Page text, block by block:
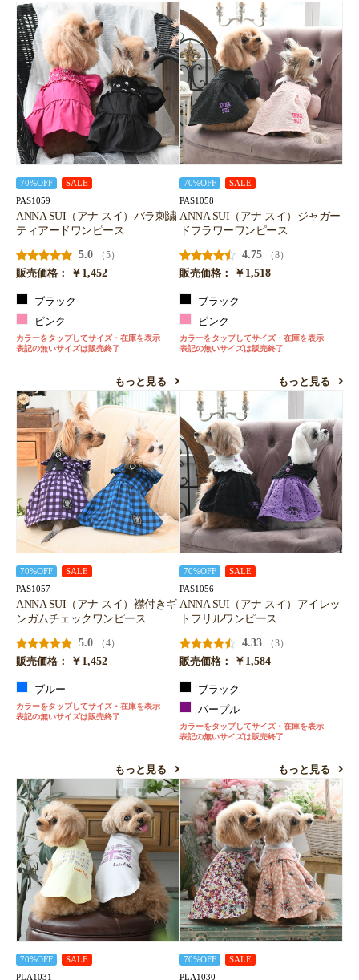
70%OFF SALE
PAS1059
ANNA SUI（アナ スイ）バラ刺繍
ティアードワンピース
5.0
（5）
販売価格：
￥1,452
ブラック
ピンク
カラーをタップしてサイズ・在庫を表示
表記の無いサイズは販売終了
もっと見る
70%OFF SALE
PAS1058
ANNA SUI（アナ スイ）ジャガー
ドフラワーワンピース
4.75
（8）
販売価格：
￥1,518
ブラック
ピンク
カラーをタップしてサイズ・在庫を表示
表記の無いサイズは販売終了
もっと見る
70%OFF SALE
PAS1057
ANNA SUI（アナ スイ）襟付きギ
ンガムチェックワンピース
5.0
（4）
販売価格：
￥1,452
ブルー
カラーをタップしてサイズ・在庫を表示
表記の無いサイズは販売終了
もっと見る
70%OFF SALE
PAS1056
ANNA SUI（アナ スイ）アイレッ
トフリルワンピース
4.33
（3）
販売価格：
￥1,584
ブラック
パープル
カラーをタップしてサイズ・在庫を表示
表記の無いサイズは販売終了
もっと見る
70%OFF SALE
PLA1031
70%OFF SALE
PLA1030